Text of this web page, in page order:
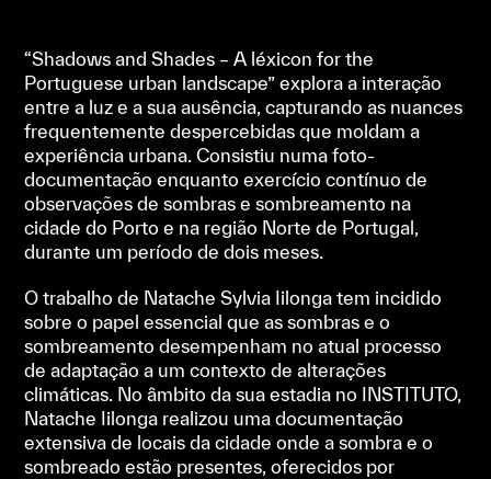
“Shadows and Shades – A léxicon for the
Portuguese urban landscape” explora a interação
entre a luz e a sua ausência, capturando as nuances
frequentemente despercebidas que moldam a
experiência urbana. Consistiu numa foto-
documentação enquanto exercício contínuo de
observações de sombras e sombreamento na
cidade do Porto e na região Norte de Portugal,
durante um período de dois meses.
O trabalho de Natache Sylvia Iilonga tem incidido
sobre o papel essencial que as sombras e o
sombreamento desempenham no atual processo
de adaptação a um contexto de alterações
climáticas. No âmbito da sua estadia no INSTITUTO,
Natache Iilonga realizou uma documentação
extensiva de locais da cidade onde a sombra e o
sombreado estão presentes, oferecidos por